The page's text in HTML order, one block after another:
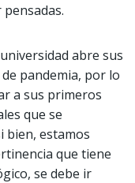
abre sus
pandemia, por lo
a sus primeros
que se
estamos
que tiene
se debe ir